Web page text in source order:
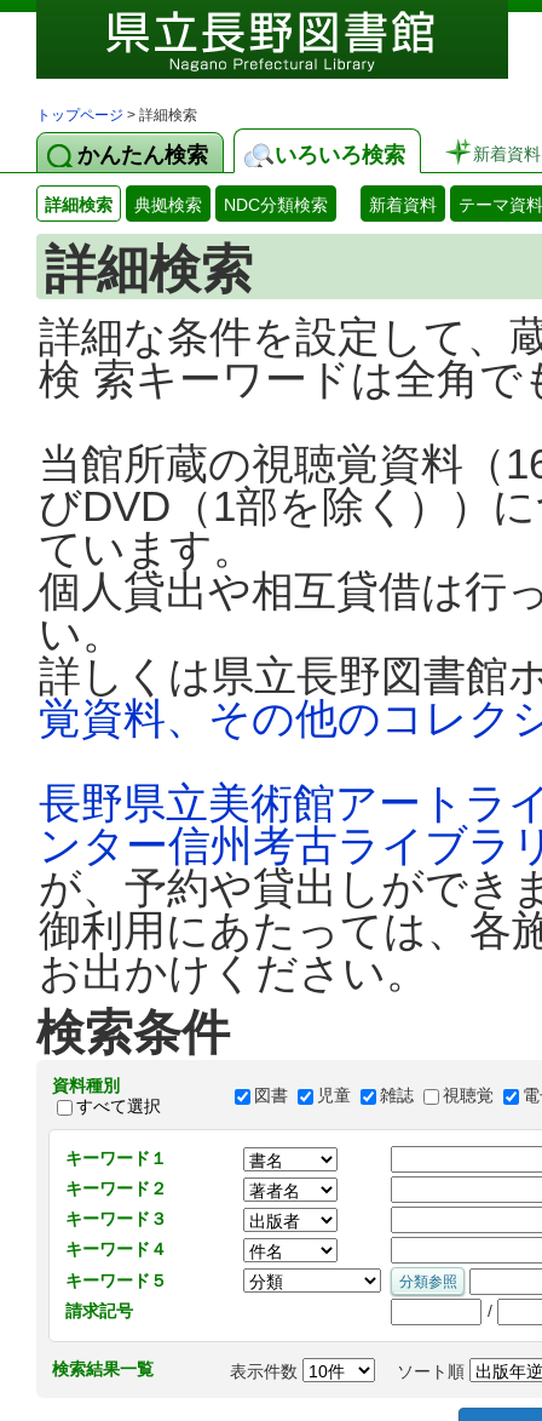
トップページ > 詳細検索
かんたん検索 いろいろ検索 新着資料
詳細検索 典拠検索 NDC分類検索 新着資料 テーマ資料
詳細検索
詳細な条件を設定して、
検 索キーワードは全角
当館所蔵の視聴覚資料（
びDVD（1部を除く））
ています。
個人貸出や相互貸借は行
い。
詳しくは県立長野図書館
覚資料、その他のコレク
長野県立美術館アートラ
ンター信州考古ライブラ
が、予約や貸出しができ
御利用にあたっては、各
お出かけください。
検索条件
資料種別
すべて選択
図書 児童 雑誌 視聴覚
キーワード１
キーワード２
キーワード３
キーワード４
キーワード５
請求記号
/
検索結果一覧 表示件数 ソート順